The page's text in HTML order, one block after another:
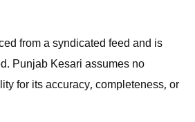
from a syndicated feed and is
Punjab Kesari assumes no
for its accuracy, completeness, or